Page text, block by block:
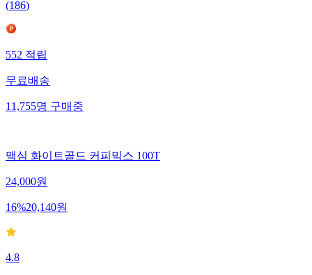
(186)
552적립
무료배송
11,755명구매중
맥심 화이트골드 커피믹스 100T
24,000원
16%20,140원
4.8